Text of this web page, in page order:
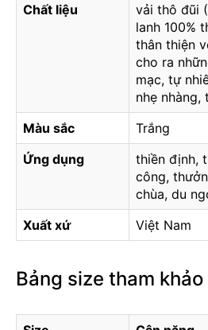
Chất liệu
vải thô đũi
lanh 100%
thân thiện
cho ra
mạc, tự
nhẹ nhàng,
Màu sắc
Trắng
Ứng dụng
thiền định,
công,
chùa, du
Xuất xứ
Việt Nam
Bảng size tham khảo